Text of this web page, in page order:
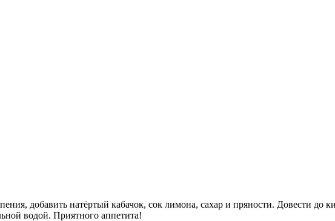
добавить натёртый кабачок, сок лимона, сахар и пряности. Довести до
водой. Приятного аппетита!